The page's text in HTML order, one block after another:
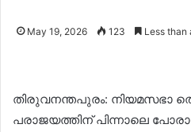
May 19, 2026 123 Less than
തിരുവനന്തപുരം: നിയമസഭാ
പരാജയത്തിന് പിന്നാലെ